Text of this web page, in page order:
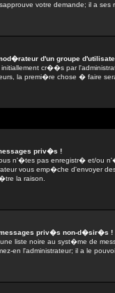
votre demande; il a ses
d'un groupe
initiallement cr��s par
la premi�re chose � faire
priv�s !
n'�tes pas enregistr� et/ou
vous emp�che d'envoyer
la raison.
priv�s non-d�sir�s !
liste noire au syst�me de
en l'administrateur; il a le